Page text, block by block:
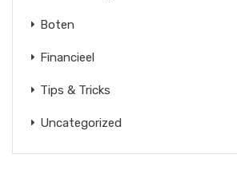
Boten
Financieel
Tips & Tricks
Uncategorized